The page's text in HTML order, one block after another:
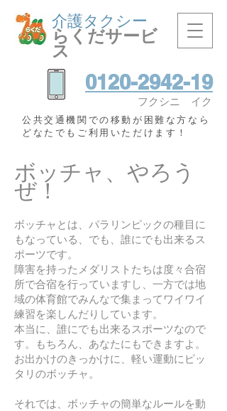
介護タクシー
らくだサービ
ス
0120-2942-19
​フクシニ イク
​公共交通機関での移動が困難な方なら
どなたでもご利用いただけます！
ボッチャ、やろう
ぜ！
ボッチャとは、パラリンピックの種目に
もなっている、でも、誰にでも出来るス
ポーツです。
障害を持ったメダリストたちは度々合宿
所で合宿を行っていますし、一方では地
域の体育館でみんなで集まってワイワイ
練習を楽しんだりしています。
本当に、誰にでも出来るスポーツなので
す。もちろん、あなたにもできますよ。
お出かけのきっかけに、軽い運動にピッ
タリのボッチャ。
それでは、ボッチャの簡単なルールを動